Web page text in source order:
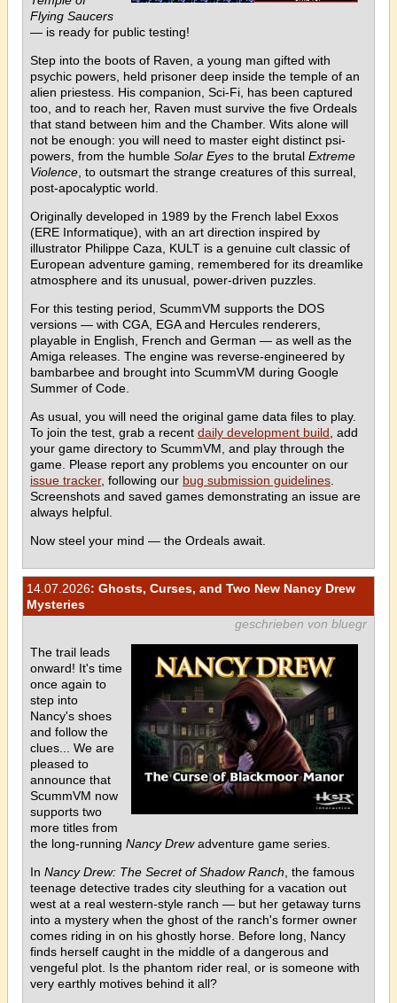
Flying Saucers
— is ready for public testing!
Step into the boots of Raven, a young man gifted with
psychic powers, held prisoner deep inside the temple of an
alien priestess. His companion, Sci-Fi, has been captured
too, and to reach her, Raven must survive the five Ordeals
that stand between him and the Chamber. Wits alone will
not be enough: you will need to master eight distinct psi-
powers, from the humble Solar Eyes to the brutal Extreme
Violence , to outsmart the strange creatures of this surreal,
post-apocalyptic world.
Originally developed in 1989 by the French label Exxos
(ERE Informatique), with an art direction inspired by
illustrator Philippe Caza, KULT is a genuine cult classic of
European adventure gaming, remembered for its dreamlike
atmosphere and its unusual, power-driven puzzles.
For this testing period, ScummVM supports the DOS
versions — with CGA, EGA and Hercules renderers,
playable in English, French and German — as well as the
Amiga releases. The engine was reverse-engineered by
bambarbee and brought into ScummVM during Google
Summer of Code.
As usual, you will need the original game data files to play.
To join the test, grab a recent daily development build , add
your game directory to ScummVM, and play through the
game. Please report any problems you encounter on our
issue tracker, following our bug submission guidelines
Screenshots and saved games demonstrating an issue are
always helpful.
Now steel your mind — the Ordeals await.
14.07.2026: Ghosts, Curses, and Two New Nancy Drew
Mysteries
geschrieben von bluegr
The trail leads
onward! It's time
once again to
step into
Nancy's shoes
and follow the
clues... We are
pleased to
announce that
ScummVM now
supports two
more titles from
the long-running Nancy Drewadventure game series.
In Nancy Drew: The Secret of Shadow Ranch , the famous
teenage detective trades city sleuthing for a vacation out
west at a real western-style ranch — but her getaway turns
into a mystery when the ghost of the ranch's former owner
comes riding in on his ghostly horse. Before long, Nancy
finds herself caught in the middle of a dangerous and
vengeful plot. Is the phantom rider real, or is someone with
very earthly motives behind it all?